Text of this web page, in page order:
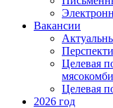
Вакансии
Целевая
Целевая
2026 год